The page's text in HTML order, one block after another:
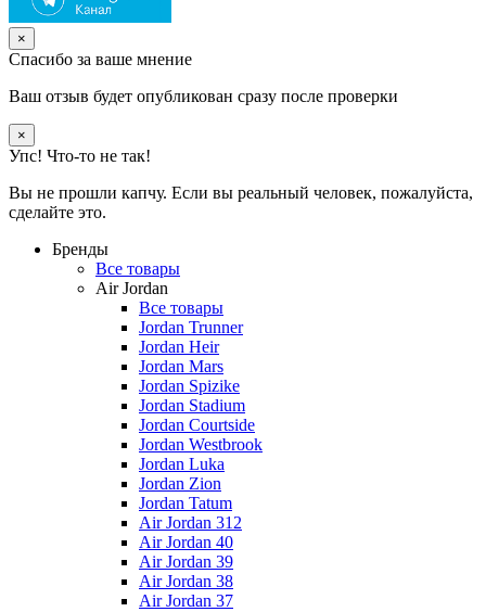
×
Спасибо за ваше мнение
Ваш отзыв будет опубликован сразу после проверки
×
Упс! Что-то не так!
Вы не прошли капчу. Если вы реальный человек, пожалуйста,
сделайте это.
Бренды
Все товары
Air Jordan
Все товары
Jordan Trunner
Jordan Heir
Jordan Mars
Jordan Spizike
Jordan Stadium
Jordan Courtside
Jordan Westbrook
Jordan Luka
Jordan Zion
Jordan Tatum
Air Jordan 312
Air Jordan 40
Air Jordan 39
Air Jordan 38
Air Jordan 37